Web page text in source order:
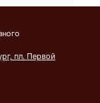
пл. Первой